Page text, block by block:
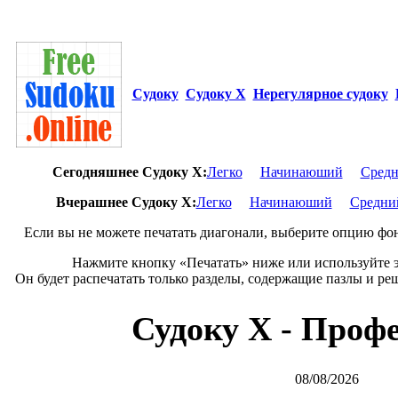
Судоку Судоку Х Нерегулярное судоку
Сегодняшнее Cудоку X:Легко Начинаюший
Вчерашнее Cудоку X:Легко Начинаюший
Если вы не можете печатать диагонали, выберите опцию
Нажмите кнопку «Печатать» ниже или используйте
Он будет распечатать только разделы, содержащие пазлы и
Судоку Х -
08/08/2026